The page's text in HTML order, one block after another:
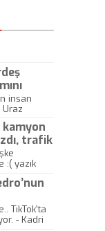
insan
kamyon
trafik
:( yazık
TikTok'ta
- Kadri